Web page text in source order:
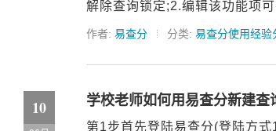
解除查询锁定;2.编辑该功能项
作者: 易查分 分类: 易查分使用经验
10 学校老师如何用易查分新建查
第1步首先登陆易查分(登陆方